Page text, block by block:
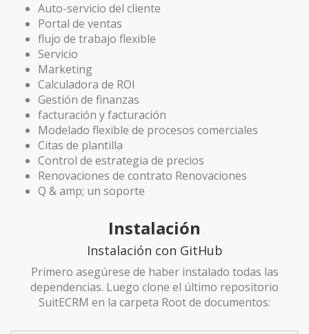
Auto-servicio del cliente
Portal de ventas
flujo de trabajo flexible
Servicio
Marketing
Calculadora de ROI
Gestión de finanzas
facturación y facturación
Modelado flexible de procesos comerciales
Citas de plantilla
Control de estrategia de precios
Renovaciones de contrato Renovaciones
Q & amp; un soporte
Instalación
Instalación con GitHub
Primero asegúrese de haber instalado todas las
dependencias. Luego clone el último repositorio
SuitECRM en la carpeta Root de documentos: